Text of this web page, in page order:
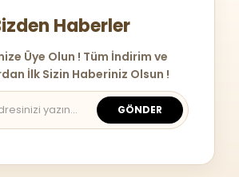
Haberler
Üye Olun ! Tüm İndirim ve
İlk Sizin Haberiniz Olsun !
GÖNDER